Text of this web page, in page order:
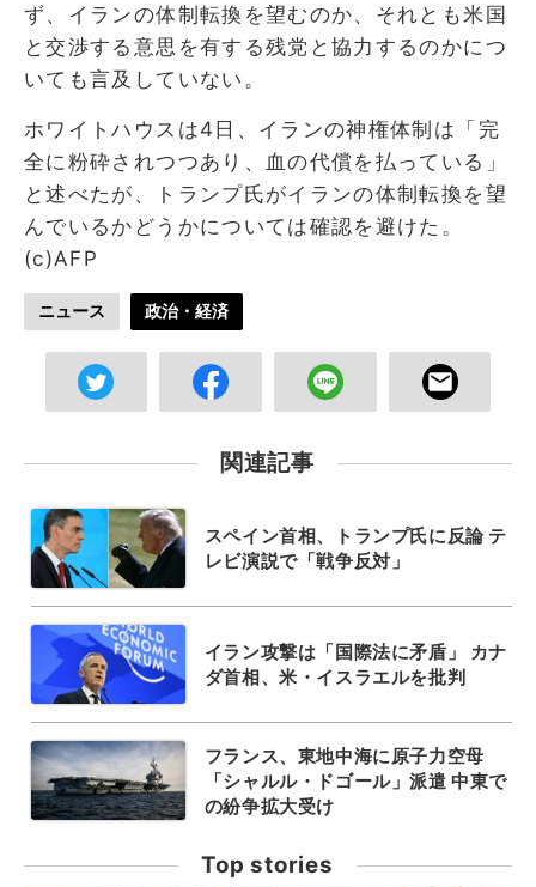
ず、イランの体制転換を望むのか、それとも米国
と交渉する意思を有する残党と協力するのかにつ
いても言及していない。
ホワイトハウスは4日、イランの神権体制は「完
全に粉砕されつつあり、血の代償を払っている」
と述べたが、トランプ氏がイランの体制転換を望
んでいるかどうかについては確認を避けた。
(c)AFP
ニュース 政治・経済
関連記事
スペイン首相、トランプ氏に反論 テ
レビ演説で「戦争反対」
イラン攻撃は「国際法に矛盾」 カナ
ダ首相、米・イスラエルを批判
フランス、東地中海に原子力空母
「シャルル・ドゴール」派遣 中東で
の紛争拡大受け
Top stories